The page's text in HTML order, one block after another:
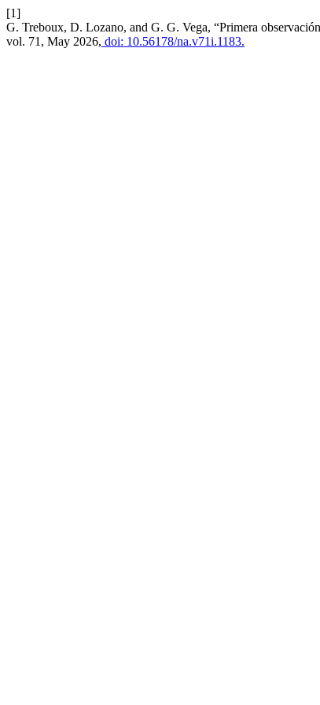
[1]
G. Treboux, D. Lozano, and G. G. Vega, “Primera
vol. 71, May 2026, doi: 10.56178/na.v71i.1183.